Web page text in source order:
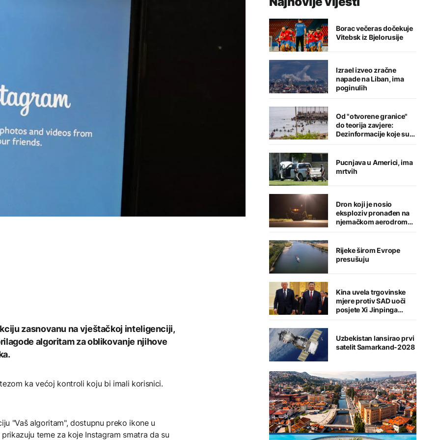
zasnovanu na vještačkoj inteligenciji,
algoritam za oblikovanje njihove
ka većoj kontroli koju bi imali korisnici.
"Vaš algoritam", dostupnu preko ikone u
teme za koje Instagram smatra da su
Borac večeras dočekuje
Vitebsk iz Bjelorusije
Izrael izveo zračne
napade na Liban, ima
poginulih
Od "otvorene granice"
do teorija zavjere:
Dezinformacije koje su
pratile krizu u Seuti
Pucnjava u Americi, ima
mrtvih
Dron koji je nosio
eksploziv pronađen na
njemačkom aerodromu,
sumnja se na Rusiju
Rijeke širom Evrope
presušuju
Kina uvela trgovinske
mjere protiv SAD uoči
posjete Xi Jinpinga
Washingtonu
Uzbekistan lansirao prvi
satelit Samarkand-2028